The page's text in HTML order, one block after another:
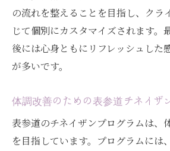
の流れを整えることを目指し、クラ
じて個別にカスタマイズされます。
後には心身ともにリフレッシュした
が多いです。
体調改善のための表参道チネイザ
表参道のチネイザンプログラムは、
を目指しています。プログラムには